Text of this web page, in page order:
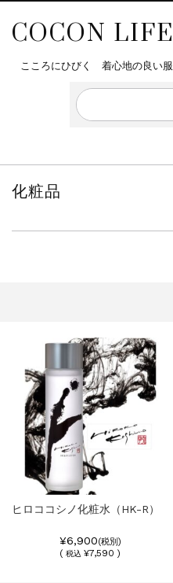
COCON LIFE
こころにひびく 着心地の良い服
化粧品
ヒロココシノ化粧水（HK-R）
¥6,900(税別)
(税込 ¥7,590 )